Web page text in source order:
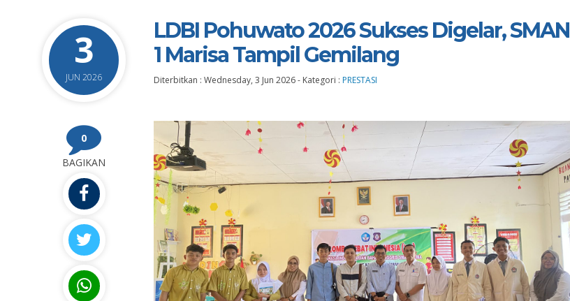
3
JUN 2026
LDBI Pohuwato 2026 Sukses Digelar, SMAN
1 Marisa Tampil Gemilang
Diterbitkan : Wednesday, 3 Jun 2026- Kategori : PRESTASI
0
BAGIKAN